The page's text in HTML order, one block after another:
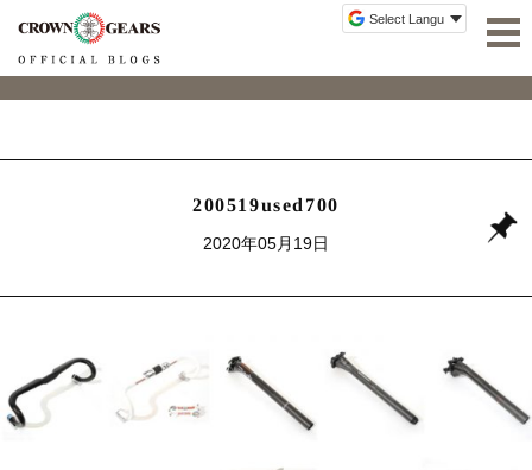
200519used700
2020年05月19日